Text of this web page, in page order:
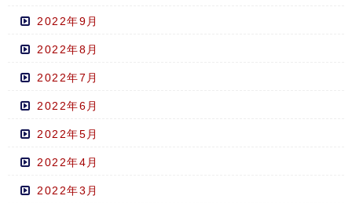
2022年9月
2022年8月
2022年7月
2022年6月
2022年5月
2022年4月
2022年3月